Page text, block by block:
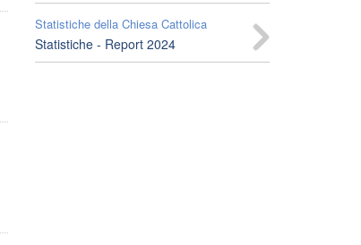
Statistiche della Chiesa Cattolica
Statistiche - Report 2024